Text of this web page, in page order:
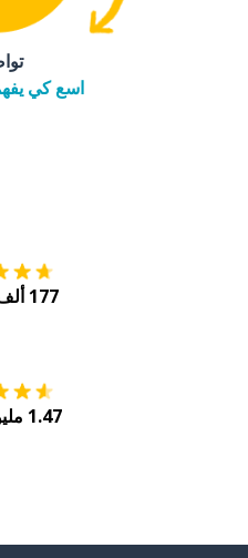
اسع كي
177 ألف تصنيف
1.47 مليون تقييم